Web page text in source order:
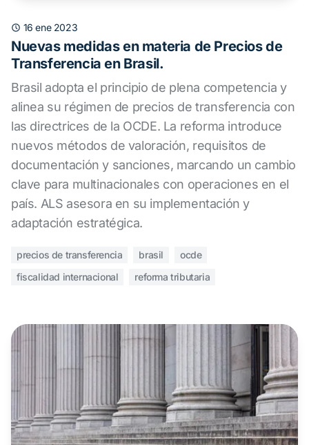
16 ene 2023
Nuevas medidas en materia de Precios de
Transferencia en Brasil.
Brasil adopta el principio de plena competencia y
alinea su régimen de precios de transferencia con
las directrices de la OCDE. La reforma introduce
nuevos métodos de valoración, requisitos de
documentación y sanciones, marcando un cambio
clave para multinacionales con operaciones en el
país. ALS asesora en su implementación y
adaptación estratégica.
precios de transferencia brasil
ocde
fiscalidad internacional
reforma tributaria